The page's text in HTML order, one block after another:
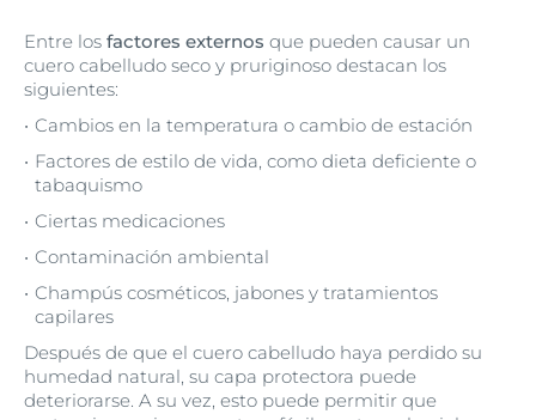
Entre los factores externos que pueden causar un
cuero cabelludo seco y pruriginoso destacan los
siguientes:
Cambios en la temperatura o cambio de estación
Factores de estilo de vida, como dieta deficiente o
tabaquismo
Ciertas medicaciones
Contaminación ambiental
Champús cosméticos, jabones y tratamientos
capilares
Después de que el cuero cabelludo haya perdido su
humedad natural, su capa protectora puede
deteriorarse. A su vez, esto puede permitir que